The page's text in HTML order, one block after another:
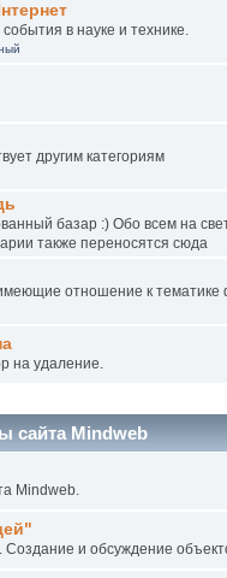
в науке и технике.
другим категориям
базар :) Обо всем на
также переносятся сюда
отношение к тематике
на удаление.
сайта Mindweb
Mindweb.
Создание и обсуждение